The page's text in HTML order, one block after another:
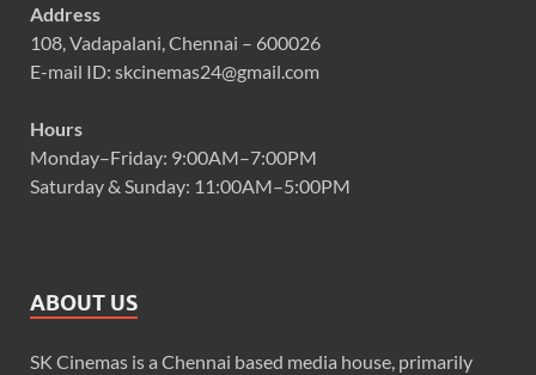
Address
108, Vadapalani, Chennai – 600026
E-mail ID: skcinemas24@gmail.com
Hours
Monday–Friday: 9:00AM–7:00PM
Saturday & Sunday: 11:00AM–5:00PM
ABOUT US
SK Cinemas is a Chennai based media house, primarily